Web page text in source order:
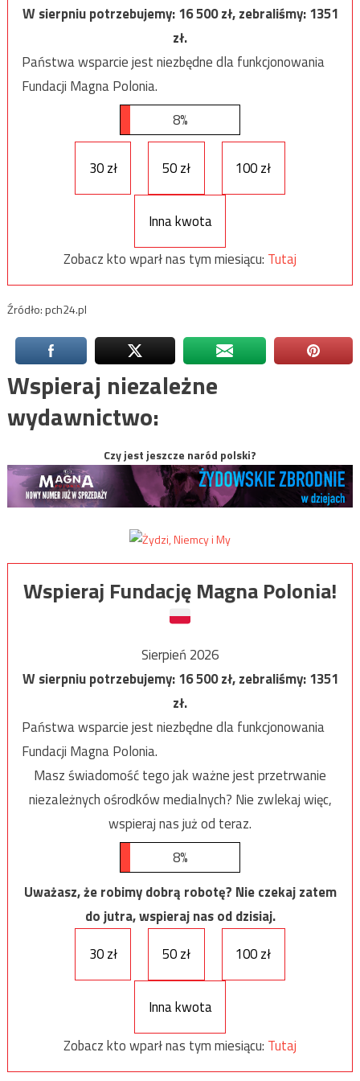
W sierpniu potrzebujemy:16 500zł, zebraliśmy:1351
zł.
Państwa wsparcie jest niezbędne dla funkcjonowania
Fundacji Magna Polonia.
8%
30 zł 50 zł 100 zł
Inna kwota
Zobacz kto wparł nas tym miesiącu: Tutaj
Źródło: pch24.pl
Wspieraj niezależne
wydawnictwo:
Czy jest jeszcze naród polski?
Wspieraj Fundację Magna Polonia!
Sierpień 2026
W sierpniu potrzebujemy:16 500zł, zebraliśmy:1351
zł.
Państwa wsparcie jest niezbędne dla funkcjonowania
Fundacji Magna Polonia.
Masz świadomość tego jak ważne jest przetrwanie
niezależnych ośrodków medialnych? Nie zwlekaj więc,
wspieraj nas już od teraz.
8%
Uważasz, że robimy dobrą robotę? Nie czekaj zatem
do jutra, wspieraj nas od dzisiaj.
30 zł
50 zł 100 zł
Inna kwota
Zobacz kto wparł nas tym miesiącu: Tutaj